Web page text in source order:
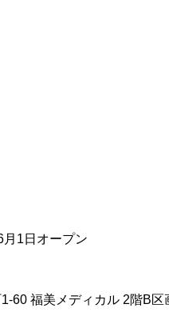
1日オープン
60 福美メディカル 2階B区